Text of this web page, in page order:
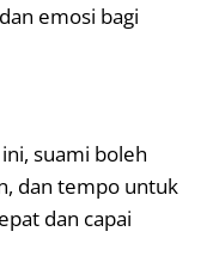
emosi bagi
suami boleh
dan tempo untuk
dan capai